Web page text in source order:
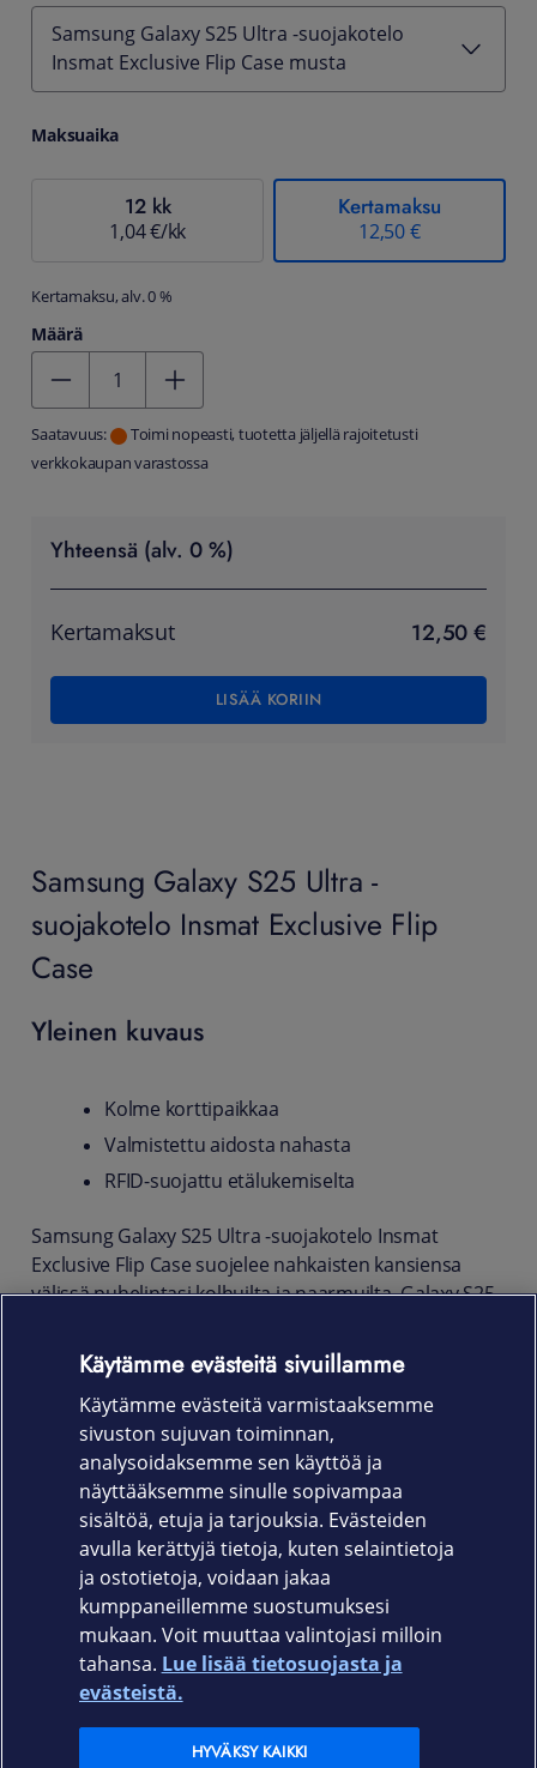
Samsung Galaxy S25 Ultra -suojakotelo
Insmat Exclusive Flip Case musta
Maksuaika
12 kk
1,04 €/kk
Kertamaksu
12,50 €
Kertamaksu, alv. 0 %
Määrä
Saatavuus:
Toimi nopeasti, tuotetta jäljellä rajoitetusti
verkkokaupan varastossa
Yhteensä (alv. 0 %)
Kertamaksut 12,50 €
LISÄÄ KORIIN
Samsung Galaxy S25 Ultra -
suojakotelo Insmat Exclusive Flip
Case
Yleinen kuvaus
Kolme korttipaikkaa
Valmistettu aidosta nahasta
RFID-suojattu etälukemiselta
Samsung Galaxy S25 Ultra -suojakotelo Insmat
Exclusive Flip Case suojelee nahkaisten kansiensa
välissä puhelintasi kolhuilta ja naarmuilta. Galaxy S25
mukanaan lisäksi luottokortit ja pikkulappuset -
ekstraturvallisesti. Korttipaikat on nimittäin RFID-
suojattu etälukemiselta.
Tuotekoodi:
650-3316
Elisa.fi
Käytämme evästeitä sivuillamme
Käytämme evästeitä varmistaaksemme
sivuston sujuvan toiminnan,
analysoidaksemme sen käyttöä ja
näyttääksemme sinulle sopivampaa
sisältöä, etuja ja tarjouksia. Evästeiden
avulla kerättyjä tietoja, kuten selaintietoja
ja ostotietoja, voidaan jakaa
kumppaneillemme suostumuksesi
mukaan. Voit muuttaa valintojasi milloin
tahansa. Lue lisää tietosuojasta ja
evästeistä.
HYVÄKSY KAIKKI